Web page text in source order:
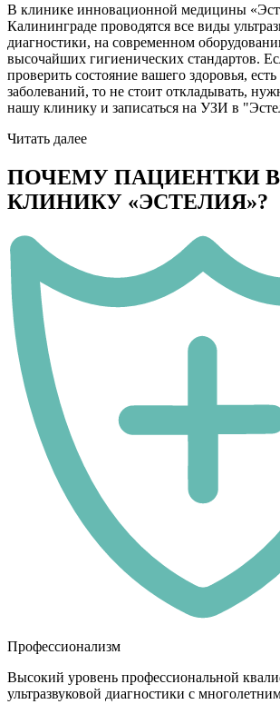
В клинике инновационной медицины
Калининграде проводятся все виды
диагностики, на современном
высочайших гигиенических стандартов.
проверить состояние вашего здоровья,
заболеваний, то не стоит откладывать,
нашу клинику и записаться на УЗИ в
Читать далее
ПОЧЕМУ ПАЦИЕНТКИ
КЛИНИКУ «ЭСТЕЛИЯ»?
Профессионализм
Высокий уровень профессиональной
ультразвуковой диагностики с